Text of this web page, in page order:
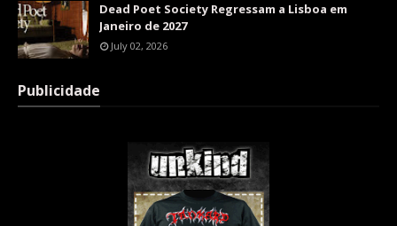
Dead Poet Society Regressam a Lisboa em
Janeiro de 2027
July 02, 2026
Publicidade